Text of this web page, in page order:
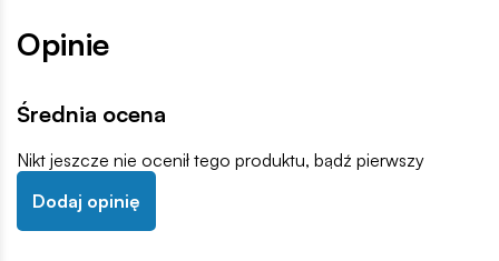
Opinie
Średnia ocena
Nikt jeszcze nie ocenił tego produktu, bądź pierwszy
Dodaj opinię